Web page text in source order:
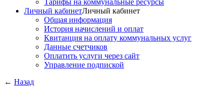
Тарифы на коммунальные ресурсы
Личный кабинетЛичный кабинет
Общая информация
История начислений и оплат
Квитанция на оплату коммунальных услуг
Данные счетчиков
Оплатить услуги через сайт
Управление подпиской
← Назад